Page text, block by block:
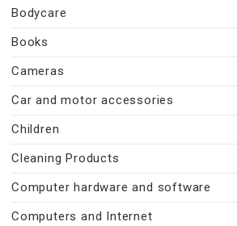
Bodycare
Books
Cameras
Car and motor accessories
Children
Cleaning Products
Computer hardware and software
Computers and Internet